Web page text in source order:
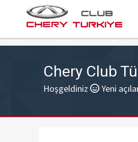
Chery Club
Hoşgeldiniz Yeni